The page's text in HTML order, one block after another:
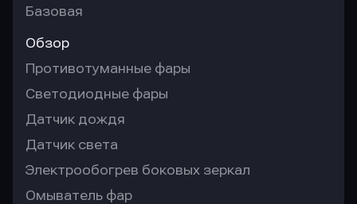
Базовая
Обзор
Противотуманные фары
Светодиодные фары
Датчик дождя
Датчик света
Электрообогрев боковых зеркал
Омыватель фар